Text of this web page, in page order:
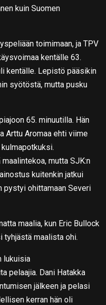
kuin Suomen
toimimaan, ja TPV
kentälle 63.
kentälle. Lepistö pääsikin
syötöstä, mutta pusku
65. minuutilla. Hän
Arttu Aromaa ehti viime
mutta SJK:n
kuitenkin jatkui
pystyi ohittamaan Severi
maalia, kun Eric Bullock
tyhjästä maalista ohi.
lukuisia
pelaajia. Dani Hatakka
jälkeen ja pelasi
kerran hän oli